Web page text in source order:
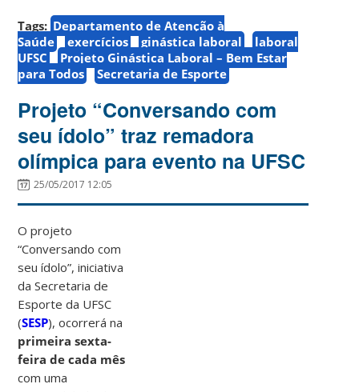
Tags: Departamento de Atenção à
Saúde
exercícios ginástica laboral
laboral
UFSC
Projeto Ginástica Laboral – Bem Estar
para Todos
Secretaria de Esporte
Projeto “Conversando com
seu ídolo” traz remadora
olímpica para evento na UFSC
25/05/2017 12:05
O projeto
“Conversando com
seu ídolo”, iniciativa
da Secretaria de
Esporte da UFSC
(SESP), ocorrerá na
primeira sexta-
feira de cada mês
com uma